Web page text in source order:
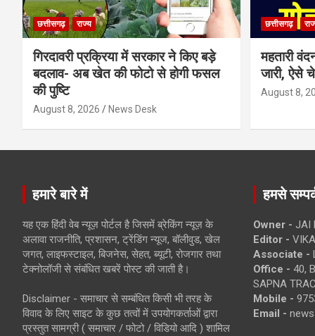
छत्तीसगढ़ राज्य
गिरदावरी प्रक्रिया में सरकार ने किए बड़े
बदलाव- अब खेत की फोटो से होगी फसल
की पुष्टि
August 8, 2026 News Desk
छत्तीसगढ़
महतारी
जारी, ऐसे
August 8,
हमारे बारे में
यह एक हिंदी वेब न्यूज़ पोर्टल है जिसमें ब्रेकिंग न्यूज़ के
अलावा राजनीति, प्रशासन, ट्रेंडिंग न्यूज, बॉलीवुड, खेल
जगत, लाइफस्टाइल, बिजनेस, सेहत, ब्यूटी, रोजगार तथा
टेक्नोलॉजी से संबंधित खबरें पोस्ट की जाती है।
Disclaimer - समाचार से सम्बंधित किसी भी तरह के
विवाद के लिए साइट के कुछ तत्वों में उपयोगकर्ताओं द्वारा
प्रस्तुत सामग्री ( समाचार / फोटो / विडियो आदि ) शामिल
हमसे
Owner - JAI
Editor -
Associate -
Office - 40,
SAPNA
Mobile -
Email -